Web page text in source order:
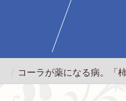
コーラが薬になる病。「柿